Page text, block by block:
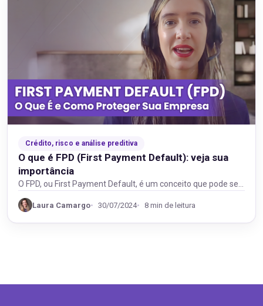
Crédito, risco e análise preditiva
O que é FPD (First Payment Default): veja sua
importância
O FPD, ou First Payment Default, é um conceito que pode ser
altamente importante em diversas…
Laura Camargo 30/07/2024 8 min de leitura